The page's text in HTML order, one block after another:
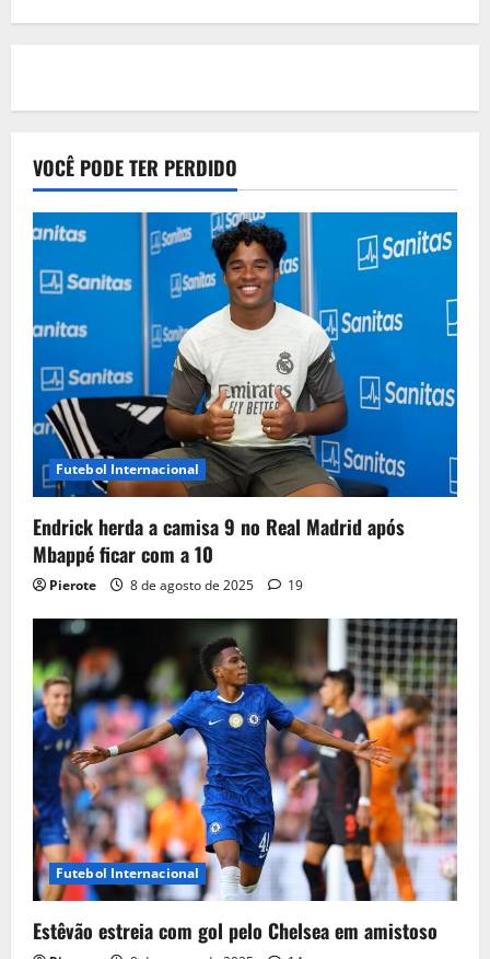
VOCÊ PODE TER PERDIDO
Futebol Internacional
Endrick herda a camisa 9 no Real Madrid após
Mbappé ficar com a 10
Pierote 8 de agosto de 2025 19
Futebol Internacional
Estêvão estreia com gol pelo Chelsea em amistoso